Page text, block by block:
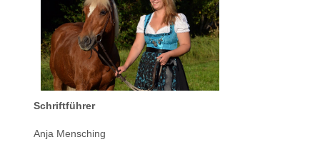
Schriftführer
Anja Mensching